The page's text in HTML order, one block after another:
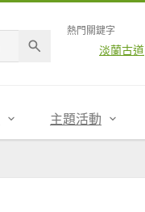
熱門關鍵字
淡蘭古道
主題活動